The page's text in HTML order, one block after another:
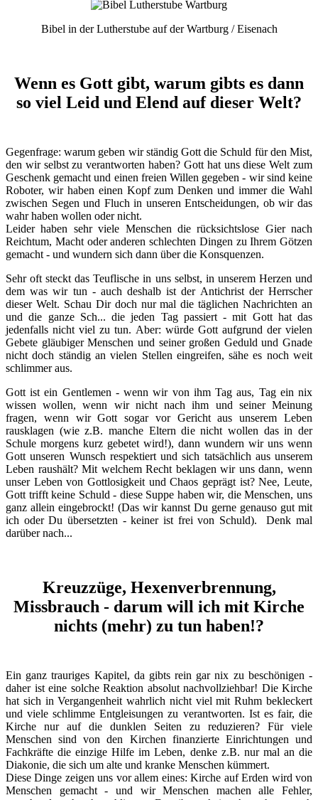
Bibel in der Lutherstube auf der Wartburg / Eisenach
Wenn es Gott gibt, warum gibts es dann
so viel Leid und Elend auf dieser Welt?
Gegenfrage: warum geben wir ständig Gott die Schuld für den Mist,
den wir selbst zu verantworten haben? Gott hat uns diese Welt zum
Geschenk gemacht und einen freien Willen gegeben - wir sind keine
Roboter, wir haben einen Kopf zum Denken und immer die Wahl
zwischen Segen und Fluch in unseren Entscheidungen, ob wir das
wahr haben wollen oder nicht.
Leider haben sehr viele Menschen die rücksichtslose Gier nach
Reichtum, Macht oder anderen schlechten Dingen zu Ihrem Götzen
gemacht - und wundern sich dann über die Konsquenzen.
Sehr oft steckt das Teuflische in uns selbst, in unserem Herzen und
dem was wir tun - auch deshalb ist der Antichrist der Herrscher
dieser Welt. Schau Dir doch nur mal die täglichen Nachrichten an
und die ganze Sch... die jeden Tag passiert - mit Gott hat das
jedenfalls nicht viel zu tun. Aber: würde Gott aufgrund der vielen
Gebete gläubiger Menschen und seiner großen Geduld und Gnade
nicht doch ständig an vielen Stellen eingreifen, sähe es noch weit
schlimmer aus.
Gott ist ein Gentlemen - wenn wir von ihm Tag aus, Tag ein nix
wissen wollen, wenn wir nicht nach ihm und seiner Meinung
fragen, wenn wir Gott sogar vor Gericht aus unserem Leben
rausklagen (wie z.B. manche Eltern die nicht wollen das in der
Schule morgens kurz gebetet wird!), dann wundern wir uns wenn
Gott unseren Wunsch respektiert und sich tatsächlich aus unserem
Leben raushält? Mit welchem Recht beklagen wir uns dann, wenn
unser Leben von Gottlosigkeit und Chaos geprägt ist? Nee, Leute,
Gott trifft keine Schuld - diese Suppe haben wir, die Menschen, uns
ganz allein eingebrockt! (Das wir kannst Du gerne genauso gut mit
ich oder Du übersetzten - keiner ist frei von Schuld). Denk mal
darüber nach...
Kreuzzüge, Hexenverbrennung,
Missbrauch - darum will ich mit Kirche
nichts (mehr) zu tun haben!?
Ein ganz trauriges Kapitel, da gibts rein gar nix zu beschönigen -
daher ist eine solche Reaktion absolut nachvollziehbar! Die Kirche
hat sich in Vergangenheit wahrlich nicht viel mit Ruhm bekleckert
und viele schlimme Entgleisungen zu verantworten. Ist es fair, die
Kirche nur auf die dunklen Seiten zu reduzieren? Für viele
Menschen sind von den Kirchen finanzierte Einrichtungen und
Fachkräfte die einzige Hilfe im Leben, denke z.B. nur mal an die
Diakonie, die sich um alte und kranke Menschen kümmert.
Diese Dinge zeigen uns vor allem eines: Kirche auf Erden wird von
Menschen gemacht - und wir Menschen machen alle Fehler,